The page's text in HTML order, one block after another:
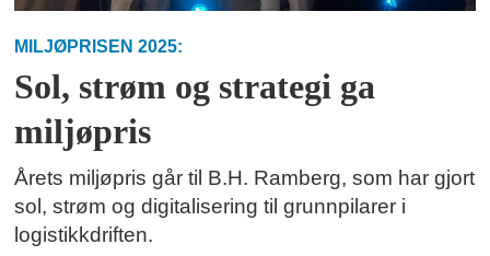
MILJØPRISEN 2025:
Sol, strøm og strategi ga
miljøpris
Årets miljøpris går til B.H. Ramberg, som har gjort
sol, strøm og digitalisering til grunnpilarer i
logistikkdriften.